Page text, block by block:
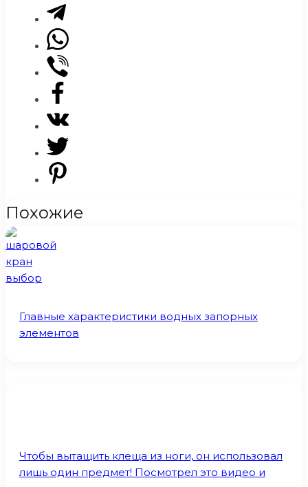
Похожие
Главные характеристики водных запорных
элементов
Чтобы вытащить клеща из ноги, он использовал
лишь один предмет! Посмотрел это видео и